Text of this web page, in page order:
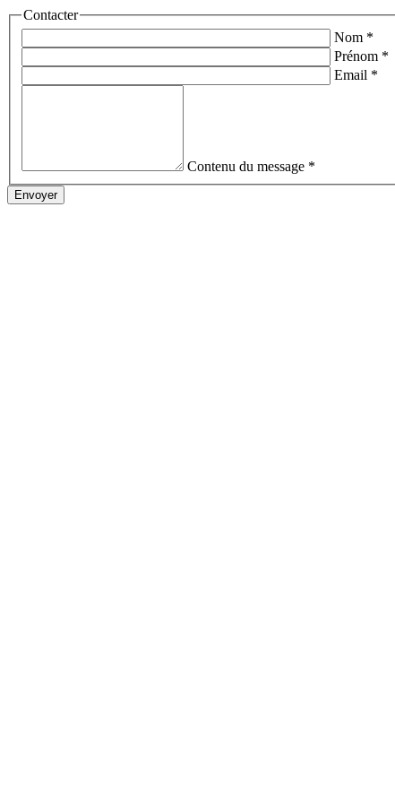
Contacter
Nom *
Prénom *
Email *
Contenu du message *
Envoyer